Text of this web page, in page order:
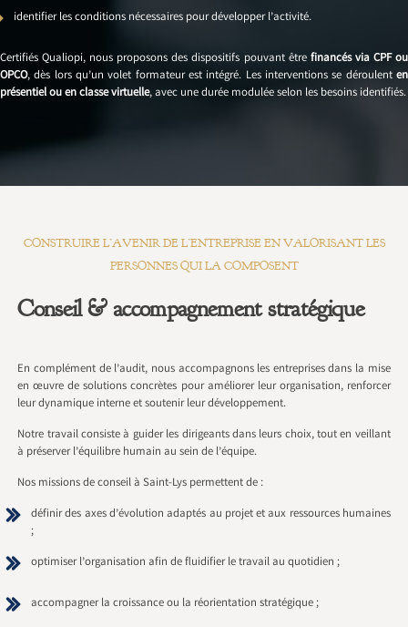
identifier les conditions nécessaires pour développer l’activité.
Certifiés Qualiopi, nous proposons des dispositifs pouvant être financés via CPF ou
OPCO, dès lors qu’un volet formateur est intégré. Les interventions se déroulent en
présentiel ou en classe virtuelle, avec une durée modulée selon les besoins identifiés.
CONSTRUIRE L’AVENIR DE L’ENTREPRISE EN VALORISANT LES
PERSONNES QUI LA COMPOSENT
Conseil & accompagnement stratégique
En complément de l’audit, nous accompagnons les entreprises dans la mise
en œuvre de solutions concrètes pour améliorer leur organisation, renforcer
leur dynamique interne et soutenir leur développement.
Notre travail consiste à guider les dirigeants dans leurs choix, tout en veillant
à préserver l’équilibre humain au sein de l’équipe.
Nos missions de conseil à Saint-Lys permettent de :
définir des axes d’évolution adaptés au projet et aux ressources humaines
;
optimiser l’organisation afin de fluidifier le travail au quotidien ;
accompagner la croissance ou la réorientation stratégique ;